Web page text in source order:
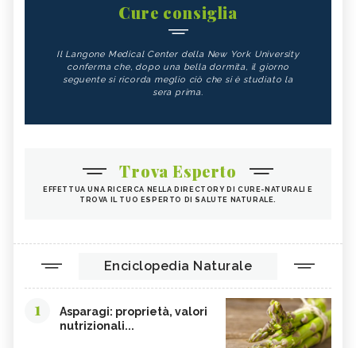
Cure consiglia
Il Langone Medical Center della New York University
conferma che, dopo una bella dormita, il giorno
seguente si ricorda meglio ciò che si è studiato la
sera prima.
Trova Esperto
EFFETTUA UNA RICERCA NELLA DIRECTORY DI CURE-NATURALI E
TROVA IL TUO ESPERTO DI SALUTE NATURALE.
Enciclopedia Naturale
1
Asparagi: proprietà, valori
nutrizionali...